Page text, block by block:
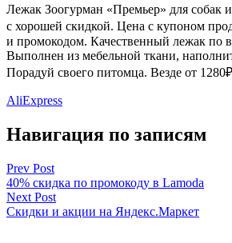
Лежак Зоогурман «Премьер» для собак
с хорошей скидкой. Цена с купоном
и промокодом. Качественный лежак по
Выполнен из мебельной ткани,
Порадуй своего питомца. Везде от
AliExpress
Навигация по записям
Prev Post
40% скидка по промокоду в Lamoda
Next Post
Скидки и акции на Яндекс.Маркет